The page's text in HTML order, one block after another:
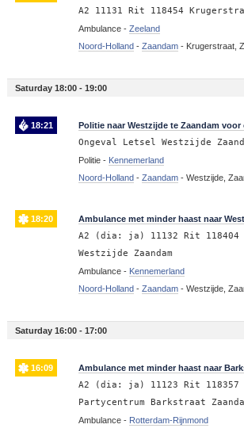
A2 11131 Rit 118454
Ambulance - Zeeland
Noord-Holland - Zaandam- Krugerstraat,
Saturday 18:00 - 19:00
18:21 Politie naar Westzijde te Zaandam voor
Ongeval Letsel Westzijde
Politie - Kennemerland
Noord-Holland - Zaandam- Westzijde,
18:20 Ambulance met minder haast naar
A2 (dia: ja) 11132 Rit 118404
Westzijde Zaandam
Ambulance - Kennemerland
Noord-Holland - Zaandam- Westzijde,
Saturday 16:00 - 17:00
16:09 Ambulance met minder haast naar
A2 (dia: ja) 11123 Rit 118357
Partycentrum Barkstraat
Ambulance - Rotterdam-Rijnmond